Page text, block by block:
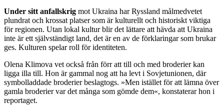
Under sitt anfallskrig mot Ukraina har Ryssland målmedvetet
plundrat och krossat platser som är kulturellt och historiskt viktiga
för regionen. Utan lokal kultur blir det lättare att hävda att Ukraina
inte är ett självständigt land, det är en av de förklaringar som brukar
ges. Kulturen spelar roll för identiteten.
Olena Klimova vet också från förr att till och med broderier kan
ligga illa till. Hon är gammal nog att ha levt i Sovjetunionen, där
symbolladdade broderier beslagtogs. »Men istället för att lämna över
gamla broderier var det många som gömde dem«, konstaterar hon i
reportaget.